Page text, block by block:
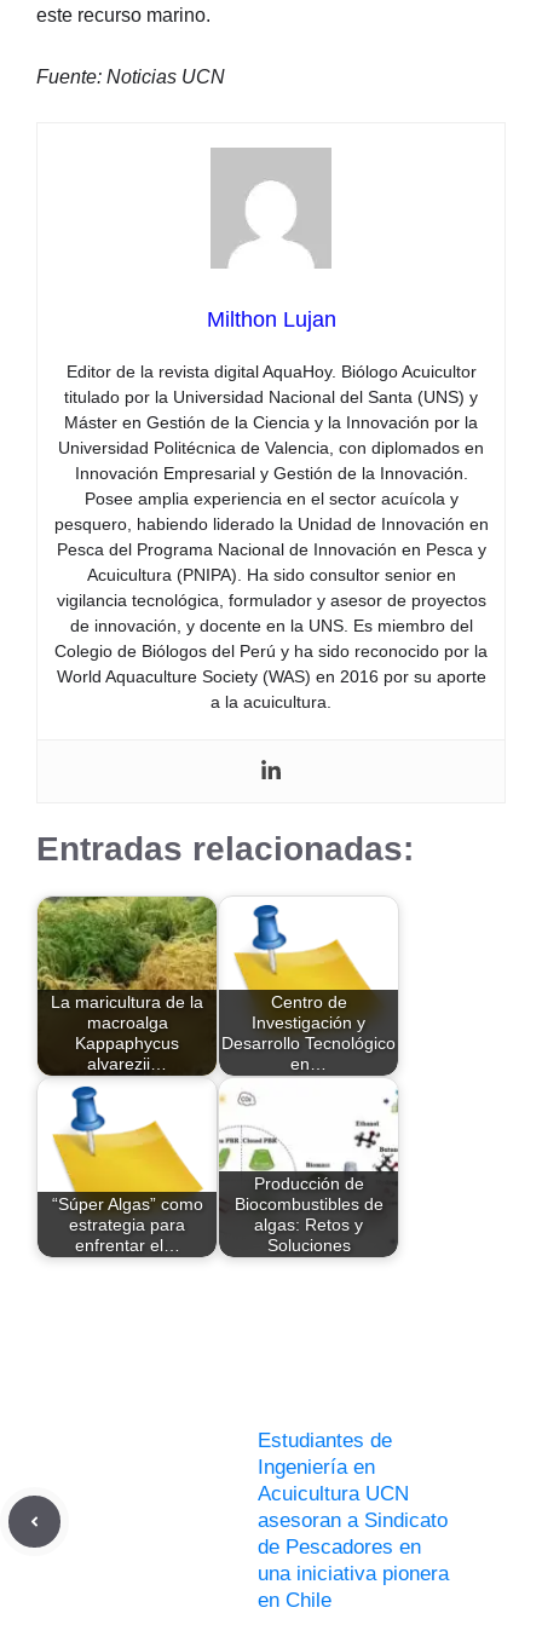
este recurso marino.
Fuente: Noticias UCN
Milthon Lujan
Editor de la revista digital AquaHoy. Biólogo Acuicultor
titulado por la Universidad Nacional del Santa (UNS) y
Máster en Gestión de la Ciencia y la Innovación por la
Universidad Politécnica de Valencia, con diplomados en
Innovación Empresarial y Gestión de la Innovación.
Posee amplia experiencia en el sector acuícola y
pesquero, habiendo liderado la Unidad de Innovación en
Pesca del Programa Nacional de Innovación en Pesca y
Acuicultura (PNIPA). Ha sido consultor senior en
vigilancia tecnológica, formulador y asesor de proyectos
de innovación, y docente en la UNS. Es miembro del
Colegio de Biólogos del Perú y ha sido reconocido por la
World Aquaculture Society (WAS) en 2016 por su aporte
a la acuicultura.
Entradas relacionadas:
La maricultura de la
macroalga
Kappaphycus
alvarezii…
Centro de
Investigación y
Desarrollo Tecnológico
en…
“Súper Algas” como
estrategia para
enfrentar el…
Producción de
Biocombustibles de
algas: Retos y
Soluciones
Estudiantes de
Ingeniería en
Acuicultura UCN
asesoran a Sindicato
de Pescadores en
una iniciativa pionera
en Chile